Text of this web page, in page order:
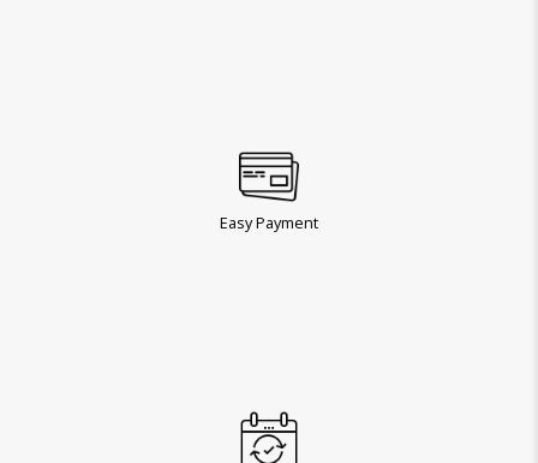
Easy Payment